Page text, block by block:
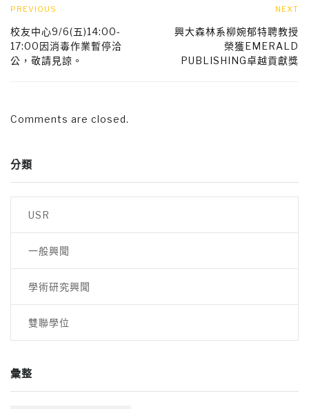
PREVIOUS
校友中心9/6(五)14:00-
17:00因消毒作業暫停洽
公，敬請見諒。
NEXT
興大森林系柳婉郁特聘教授
榮獲EMERALD
PUBLISHING卓越貢獻獎
Comments are closed.
分類
USR
一般興聞
學術研究興聞
雙聯學位
彙整